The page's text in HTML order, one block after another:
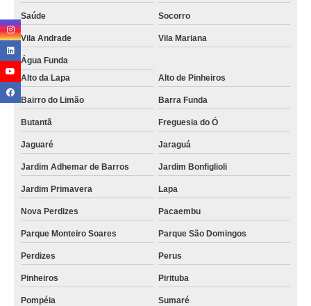
Saúde Socorro
Vila Andrade Vila Mariana
Água Funda
Alto da Lapa
Alto de Pinheiros
Bairro do Limão Barra Funda
Butantã Freguesia do Ó
Jaguaré Jaraguá
Jardim Adhemar de Barros Jardim Bonfiglioli
Jardim Primavera Lapa
Nova Perdizes Pacaembu
Parque Monteiro Soares Parque São Domingos
Perdizes Perus
Pinheiros Pirituba
Pompéia Sumaré